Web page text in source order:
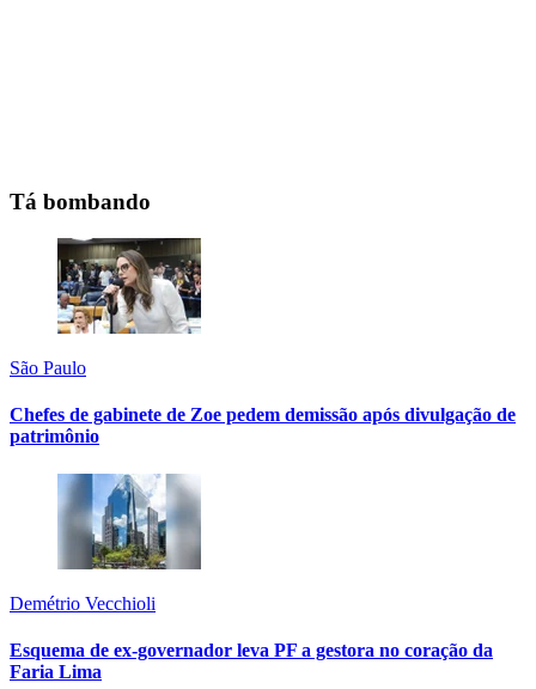
Tá bombando
São Paulo
Chefes de gabinete de Zoe pedem demissão após divulgação de
patrimônio
Demétrio Vecchioli
Esquema de ex-governador leva PF a gestora no coração da
Faria Lima